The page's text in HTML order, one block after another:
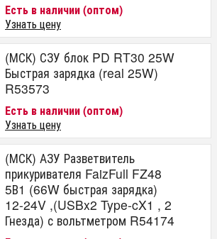
Есть в наличии (оптом)
Узнать цену
(МСК) СЗУ блок PD RT30 25W
Быстрая зарядка (real 25W)
R53573
Есть в наличии (оптом)
Узнать цену
(МСК) АЗУ Разветвитель
прикуривателя FaizFull FZ48
5В1 (66W быстрая зарядка)
12-24V ,(USBx2 Type-cX1 , 2
Гнезда) с вольтметром R54174